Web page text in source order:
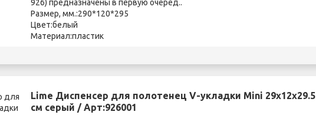
926) предназначены в первую очеред..
Размер, мм.:290*120*295
Цвет:белый
Материал:пластик
Lime Диспенсер для полотенец V-укладки Mini 29х12х29.5
см серый / Арт:926001